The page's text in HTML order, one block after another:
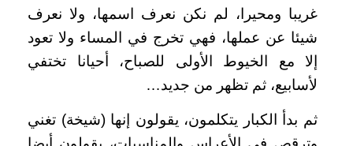
غريبا ومحيرا، لم نكن نعرف اسمها، ولا نعرف
شيئا عن عملها، فهي تخرج في المساء ولا تعود
إلا مع الخيوط الأولى للصباح، أحيانا تختفي
لأسابيع، ثم تظهر من جديد…
ثم بدأ الكبار يتكلمون، يقولون إنها (شيخة) تغني